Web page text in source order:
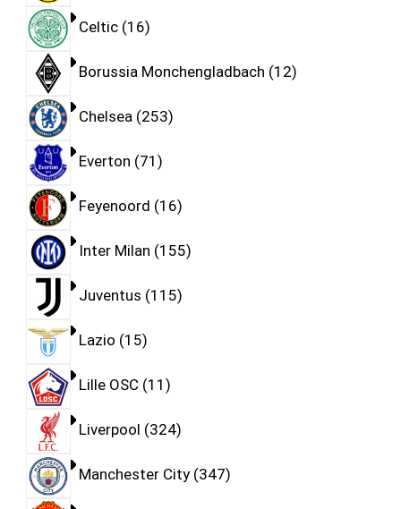
Celtic 16
Borussia Monchengladbach 12
Chelsea 253
Everton 71
Feyenoord 16
Inter Milan 155
Juventus 115
Lazio 15
Lille OSC 11
Liverpool 324
Manchester City 347